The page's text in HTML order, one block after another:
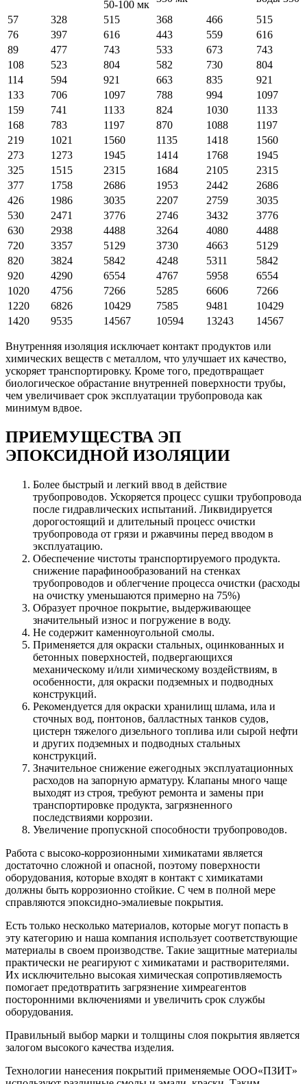
50-100 мк
57
328 515 368 466
515
76
397 616 443 559
616
89
477 743 533 673
743
108
523 804 582 730
804
114
594 921 663 835
921
133
706 1097 788 994
1097
159
741 1133 824 1030
1133
168
783 1197 870 1088
1197
219
1021 1560 1135 1418
1560
273
1273 1945 1414 1768
1945
325
1515 2315 1684 2105
2315
377
1758 2686 1953 2442
2686
426
1986 3035 2207 2759
3035
530
2471 3776 2746 3432
3776
630
2938 4488 3264 4080
4488
720
3357 5129 3730 4663
5129
820
3824 5842 4248 5311
5842
920
4290 6554 4767 5958
6554
1020
4756 7266 5285 6606
7266
1220
6826 10429 7585 9481
10429
1420
9535 14567 10594 13243 14567
Внутренняя изоляция исключает контакт продуктов или
химических веществ с металлом, что улучшает их качество,
ускоряет транспортировку. Кроме того, предотвращает
биологическое обрастание внутренней поверхности трубы,
чем увеличивает срок эксплуатации трубопровода как
минимум вдвое.
ПРИЕМУЩЕСТВА ЭП
ЭПОКСИДНОЙ ИЗОЛЯЦИИ
Более быстрый и легкий ввод в действие
трубопроводов. Ускоряется процесс сушки трубопровода
после гидравлических испытаний. Ликвидируется
дорогостоящий и длительный процесс очистки
трубопровода от грязи и ржавчины перед вводом в
эксплуатацию.
Обеспечение чистоты транспортируемого продукта.
снижение парафинообразований на стенках
трубопроводов и облегчение процесса очистки (расходы
на очистку уменьшаются примерно на 75%)
Образует прочное покрытие, выдерживающее
значительный износ и погружение в воду.
Не содержит каменноугольной смолы.
Применяется для окраски стальных, оцинкованных и
бетонных поверхностей, подвергающихся
механическому и/или химическому воздействиям, в
особенности, для окраски подземных и подводных
конструкций.
Рекомендуется для окраски хранилищ шлама, ила и
сточных вод, понтонов, балластных танков судов,
цистерн тяжелого дизельного топлива или сырой нефти
и других подземных и подводных стальных
конструкций.
Значительное снижение ежегодных эксплуатационных
расходов на запорную арматуру. Клапаны много чаще
выходят из строя, требуют ремонта и замены при
транспортировке продукта, загрязненного
последствиями коррозии.
Увеличение пропускной способности трубопроводов.
Работа с высоко-коррозионными химикатами является
достаточно сложной и опасной, поэтому поверхности
оборудования, которые входят в контакт с химикатами
должны быть коррозионно стойкие. С чем в полной мере
справляются эпоксидно-эмалиевые покрытия.
Есть только несколько материалов, которые могут попасть в
эту категорию и наша компания использует соответствующие
материалы в своем производстве. Такие защитные материалы
практически не реагируют с химикатами и растворителями.
Их исключительно высокая химическая сопротивляемость
помогает предотвратить загрязнение химреагентов
посторонними включениями и увеличить срок службы
оборудования.
Правильный выбор марки и толщины слоя покрытия является
залогом высокого качества изделия.
Технологии нанесения покрытий применяемые ООО«ПЗИТ»